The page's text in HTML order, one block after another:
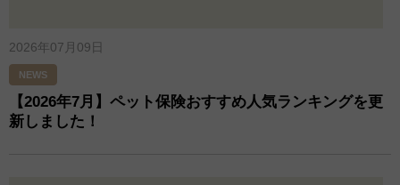
2026年07月09日
NEWS
【2026年7月】ペット保険おすすめ人気ランキングを更
新しました！